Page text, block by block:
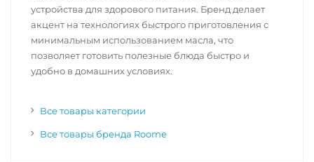
устройства для здорового питания. Бренд делает
акцент на технологиях быстрого приготовления с
минимальным использованием масла, что
позволяет готовить полезные блюда быстро и
удобно в домашних условиях.
Все товары категории
Все товары бренда Roome